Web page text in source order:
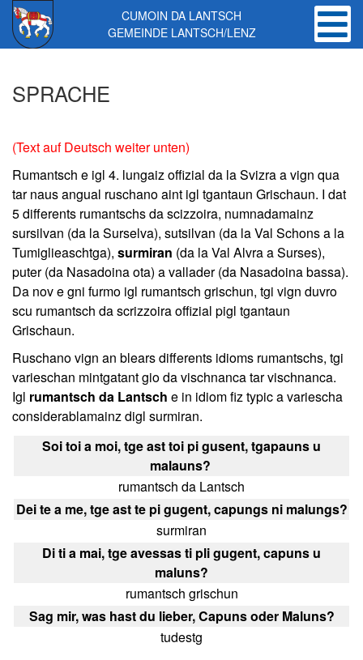
Skip to main content
CUMOIN DA LANTSCH
GEMEINDE LANTSCH/LENZ
SPRACHE
(Text auf Deutsch weiter unten)
Rumantsch e igl 4. lungaiz offizial da la Svizra a vign qua
tar naus angual ruschano aint igl tgantaun Grischaun. I dat
5 differents rumantschs da scizzoira, numnadamainz
sursilvan (da la Surselva), sutsilvan (da la Val Schons a la
Tumiglieaschtga), surmiran (da la Val Alvra a Surses),
puter (da Nasadoina ota) a vallader (da Nasadoina bassa).
Da nov e gni furmo igl rumantsch grischun, tgi vign duvro
scu rumantsch da scrizzoira offizial pigl tgantaun
Grischaun.
Ruschano vign an blears differents idioms rumantschs, tgi
varieschan mintgatant gio da vischnanca tar vischnanca.
Igl rumantsch da Lantsch e in idiom fiz typic a variescha
considerablamainz digl surmiran.
Soi toi a moi, tge ast toi pi gusent, tgapauns u
malauns?
rumantsch da Lantsch
Dei te a me, tge ast te pi gugent, capungs ni malungs?
surmiran
Di ti a mai, tge avessas ti pli gugent, capuns u
maluns?
rumantsch grischun
Sag mir, was hast du lieber, Capuns oder Maluns?
tudestg